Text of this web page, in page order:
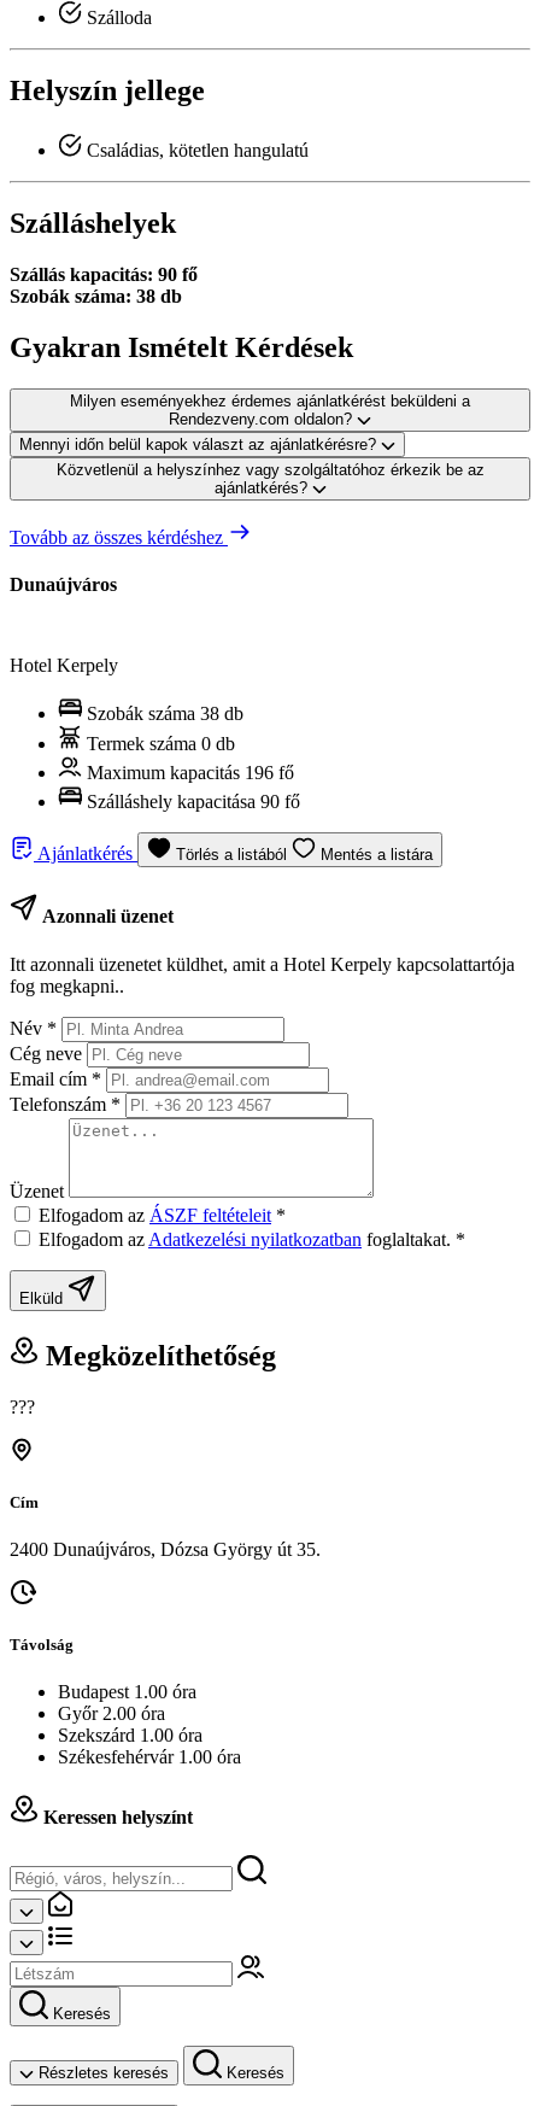
Szálloda
Helyszín jellege
Családias, kötetlen hangulatú
Szálláshelyek
Szállás kapacitás: 90 fő
Szobák száma: 38 db
Gyakran Ismételt Kérdések
Milyen eseményekhez érdemes ajánlatkérést beküldeni a
Rendezveny.com oldalon?
Mennyi időn belül kapok választ az ajánlatkérésre?
Közvetlenül a helyszínhez vagy szolgáltatóhoz érkezik be az
ajánlatkérés?
Tovább az összes kérdéshez
Dunaújváros
Hotel Kerpely
Szobák száma 38 db
Termek száma 0 db
Maximum kapacitás 196 fő
Szálláshely kapacitása 90 fő
Ajánlatkérés Törlés a listából Mentés a listára
Azonnali üzenet
Itt azonnali üzenetet küldhet, amit a Hotel Kerpely kapcsolattartója
fog megkapni..
Név *
Cég neve
Email cím *
Telefonszám *
Üzenet
Elfogadom az ÁSZF feltételeit *
Elfogadom az Adatkezelési nyilatkozatban foglaltakat. *
Elküld
Megközelíthetőség
???
Cím
2400 Dunaújváros, Dózsa György út 35.
Távolság
Budapest 1.00 óra
Győr 2.00 óra
Szekszárd 1.00 óra
Székesfehérvár 1.00 óra
Keressen helyszínt
Keresés
Részletes keresés Keresés